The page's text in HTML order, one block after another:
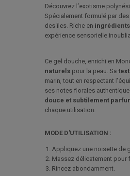
Découvrez l’exotisme
Spécialement formulé par
des îles. Riche en ingrédients
expérience sensorielle
Ce gel douche, enrichi en
naturels pour la peau. Sa
marin, tout en respectant
ses notes florales
douce et subtilement
chaque utilisation.
MODE D'UTILISATION :
Appliquez une noisette de
Massez délicatement pour
Rincez abondamment.